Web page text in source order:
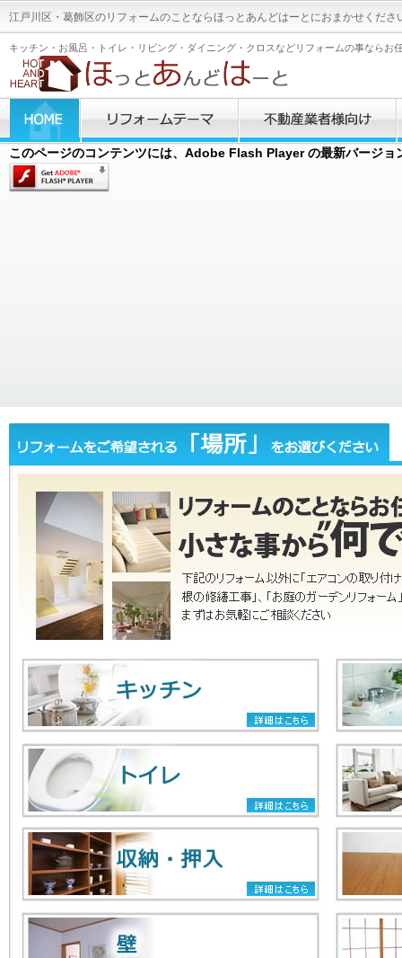
江戸川区・葛飾区のリフォームのことならほっとあんどはーとにおまかせくださ
キッチン・お風呂・トイレ・リビング・ダイニング・クロスなどリフォームの事ならお
このページのコンテンツには、Adobe Flash Player の最新バージョ